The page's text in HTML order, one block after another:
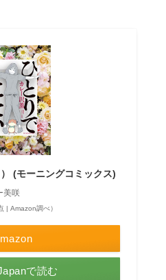
(モーニングコミックス)
美咲
| Amazon調べ）
で読む